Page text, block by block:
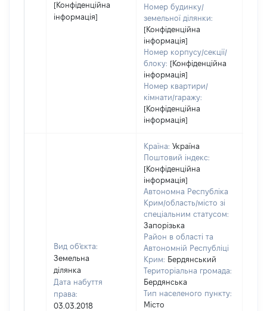
[Конфіденційна
інформація]
Номер будинку/
земельної ділянки:
[Конфіденційна
інформація]
Номер корпусу/секції/
блоку: [Конфіденційна
інформація]
Номер квартири/
кімнати/гаражу:
[Конфіденційна
інформація]
Вид об'єкта:
Земельна
ділянка
Дата набуття
права:
03.03.2018
Країна: Україна
Поштовий індекс:
[Конфіденційна
інформація]
Автономна Республіка
Крим/область/місто зі
спеціальним статусом:
Запорізька
Район в області та
Автономній Республіці
Крим: Бердянський
Територіальна громада:
Бердянська
Тип населеного пункту:
Місто